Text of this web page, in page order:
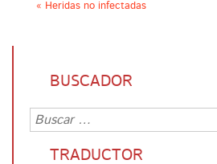
« Heridas no infectadas
BUSCADOR
TRADUCTOR